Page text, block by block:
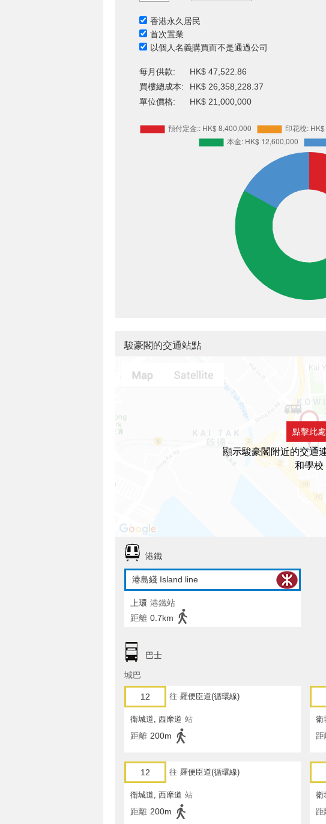
香港永久居民
首次置業
以個人名義購買而不是通過公司
每月供款:
HK$ 47,522.86
買樓總成本:
HK$ 26,358,228.37
單位價格:
HK$ 21,000,000
駿豪閣的交通站點
點擊此處
顯示駿豪閣附近的交通
和學校
港鐵
港島綫 Island line
上環 港鐵站
距離 0.7km
巴士
城巴
12 往 羅便臣道(循環線)
衛城道, 西摩道 站
距離 200m
衛
12 往 羅便臣道(循環線)
衛城道, 西摩道 站
距離 200m
衛